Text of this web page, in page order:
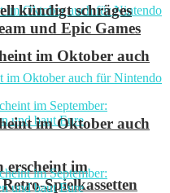
im Oktober auch
erscheint im
Spielkassetten
kündigt schräges
und Epic Games
im Oktober auch